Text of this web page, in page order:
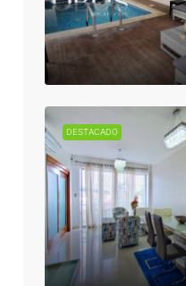
DESTACADO